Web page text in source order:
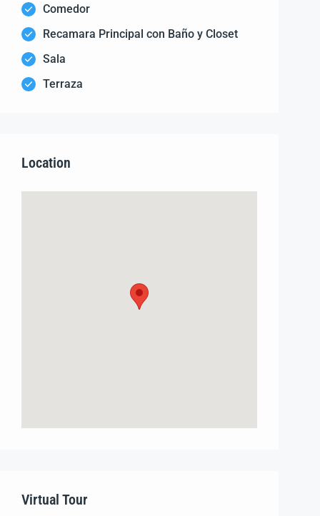
Comedor
Recamara Principal con Baño y Closet
Sala
Terraza
Location
Virtual Tour